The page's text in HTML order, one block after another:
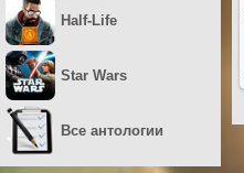
Half-Life
Star Wars
Все антологии